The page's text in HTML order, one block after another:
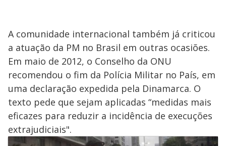
A comunidade internacional também já criticou
a atuação da PM no Brasil em outras ocasiões.
Em maio de 2012, o Conselho da ONU
recomendou o fim da Polícia Militar no País, em
uma declaração expedida pela Dinamarca. O
texto pede que sejam aplicadas “medidas mais
eficazes para reduzir a incidência de execuções
extrajudiciais".